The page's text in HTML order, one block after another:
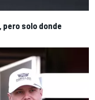
solo donde